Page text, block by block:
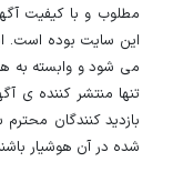
مطلوب و با کیفیت
این سایت بوده است.
می شود و وابسته به
تنها منتشر کننده ی
بازدید کنندگان
شده در آن هوشیار